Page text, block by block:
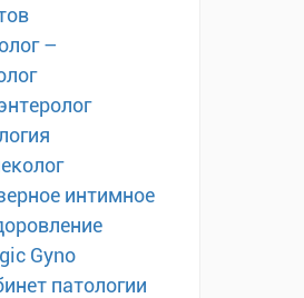
–
интимное
Gyno
патологии